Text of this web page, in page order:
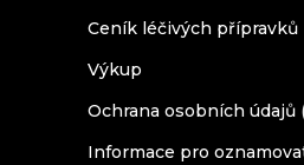
Ceník léčivých přípravků
Výkup
Ochrana osobních údajů
Informace pro